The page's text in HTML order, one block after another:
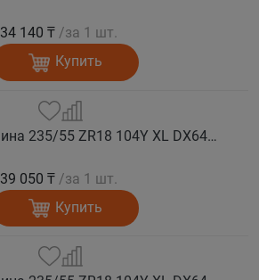
34 140 ₸ /за 1 шт.
Купить
DAVANTI Автошина 235/55 ZR18 104Y XL DX640 RPR лето (Таиланд)
39 050 ₸ /за 1 шт.
Купить